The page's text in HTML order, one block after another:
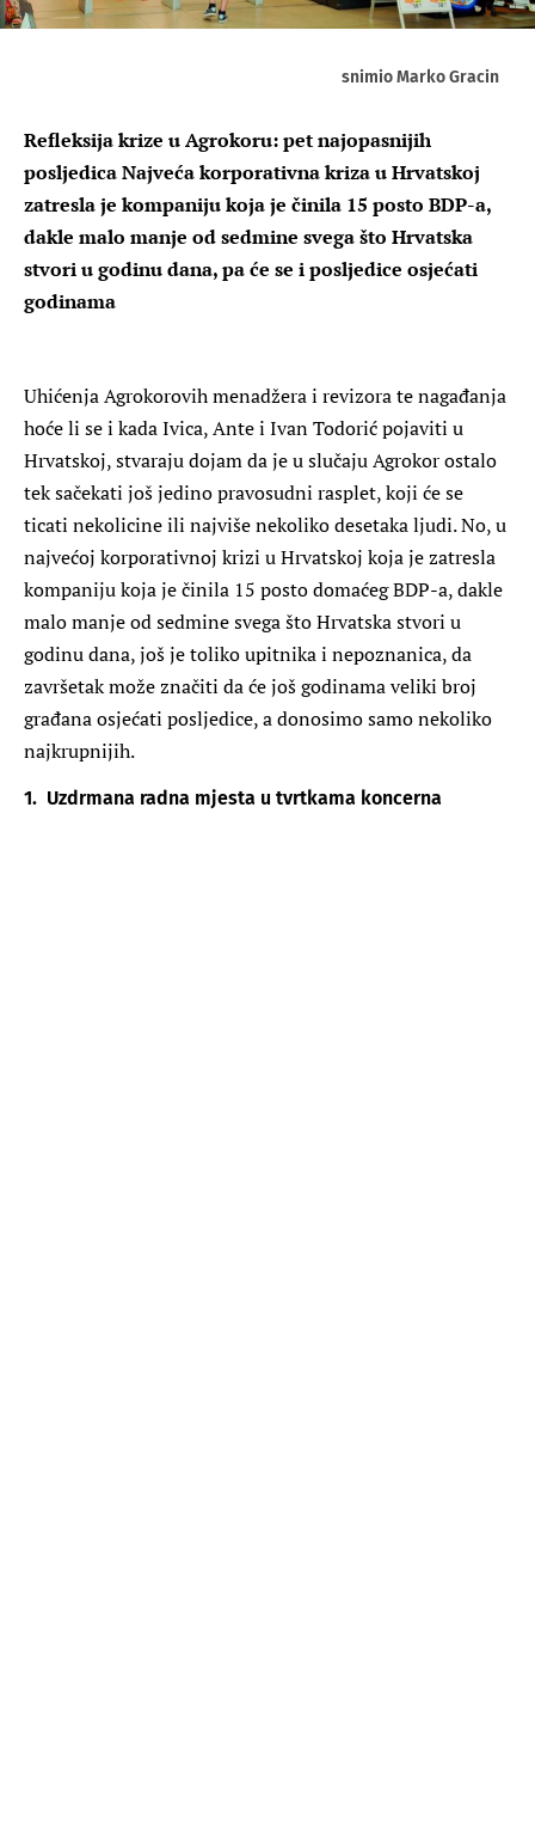
snimio Marko Gracin
Refleksija krize u Agrokoru: pet najopasnijih
posljedica Najveća korporativna kriza u Hrvatskoj
zatresla je kompaniju koja je činila 15 posto BDP-a,
dakle malo manje od sedmine svega što Hrvatska
stvori u godinu dana, pa će se i posljedice osjećati
godinama
Uhićenja Agrokorovih menadžera i revizora te nagađanja
hoće li se i kada Ivica, Ante i Ivan Todorić pojaviti u
Hrvatskoj, stvaraju dojam da je u slučaju Agrokor ostalo
tek sačekati još jedino pravosudni rasplet, koji će se
ticati nekolicine ili najviše nekoliko desetaka ljudi. No, u
najvećoj korporativnoj krizi u Hrvatskoj koja je zatresla
kompaniju koja je činila 15 posto domaćeg BDP-a, dakle
malo manje od sedmine svega što Hrvatska stvori u
godinu dana, još je toliko upitnika i nepoznanica, da
završetak može značiti da će još godinama veliki broj
građana osjećati posljedice, a donosimo samo nekoliko
najkrupnijih.
1. Uzdrmana radna mjesta u tvrtkama koncerna